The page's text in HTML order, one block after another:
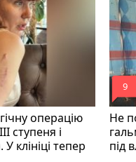
операцію
ступеня і
У клініці тепер
Не
під
9